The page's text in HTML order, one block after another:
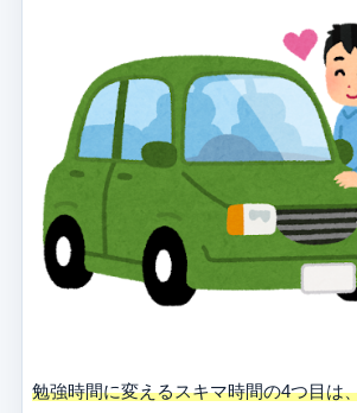
勉強時間に変えるスキマ時間の4つ目は